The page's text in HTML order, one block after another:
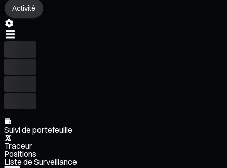
Activité
Suivi de portefeuille
Traceur
Positions
Liste de Surveillance